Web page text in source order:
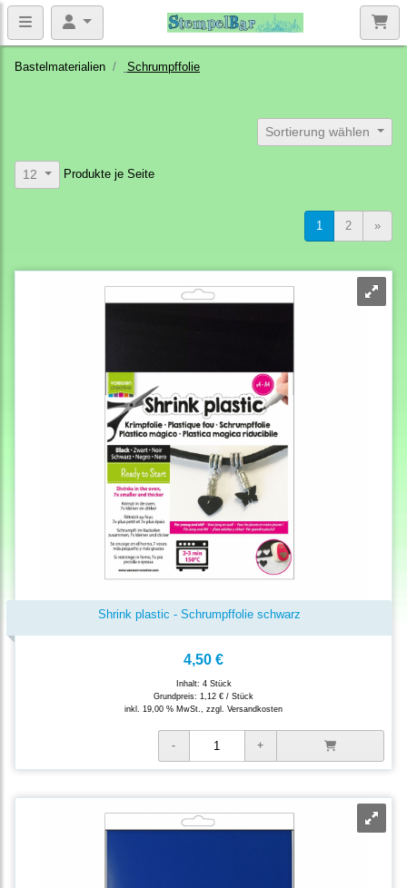
Bastelmaterialien Schrumpffolie
Sortierung wählen
12 Produkte je Seite
1 2 »
Shrink plastic - Schrumpffolie schwarz
4,50 €
Inhalt: 4 Stück
Grundpreis: 1,12 € / Stück
inkl. 19,00 % MwSt., zzgl. Versandkosten